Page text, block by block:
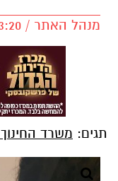
מנהל האתר / 13:20 06.04.26
תגים: משרד החינוך